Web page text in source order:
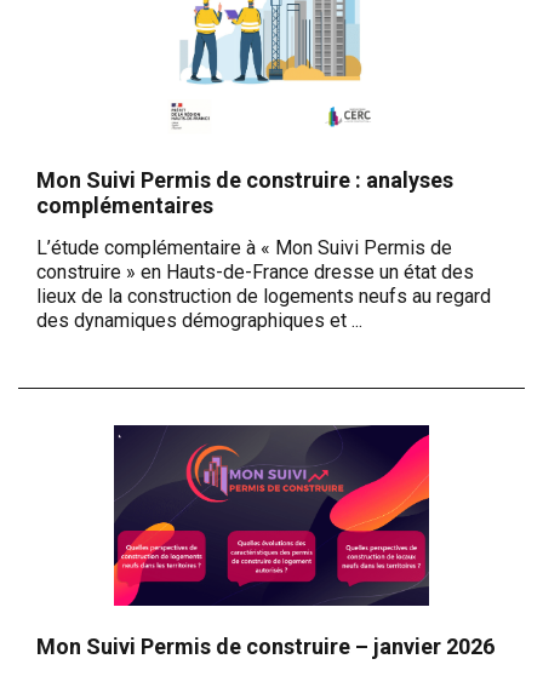
Mon Suivi Permis de construire : analyses
complémentaires
L’étude complémentaire à « Mon Suivi Permis de
construire » en Hauts-de-France dresse un état des
lieux de la construction de logements neufs au regard
des dynamiques démographiques et ...
Mon Suivi Permis de construire – janvier 2026